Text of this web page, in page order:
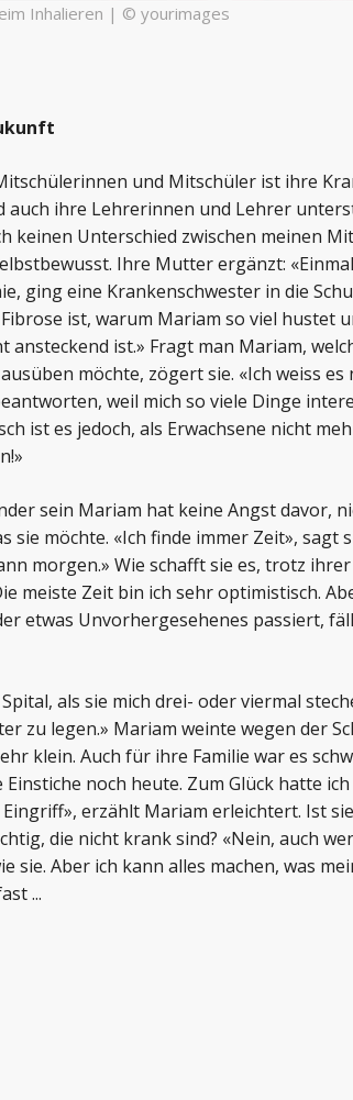
Inhalieren | © yourimages
und Mitschüler ist ihre
auch ihre Lehrerinnen und Lehrer
keinen Unterschied zwischen meinen
Ihre Mutter ergänzt:
ging eine Krankenschwester in die
ist, warum Mariam so viel hustet
ansteckend ist.» Fragt man Mariam,
möchte, zögert sie. «Ich weiss es
weil mich so viele Dinge
ist es jedoch, als Erwachsene nicht
sein Mariam hat keine Angst davor,
sie möchte. «Ich finde immer Zeit», sagt
morgen.» Wie schafft sie es, trotz
meiste Zeit bin ich sehr optimistisch.
etwas Unvorhergesehenes passiert,
als sie mich drei- oder viermal
zu legen.» Mariam weinte wegen der
klein. Auch für ihre Familie war es
Einstiche noch heute. Zum Glück hatte
erzählt Mariam erleichtert. Ist
die nicht krank sind? «Nein, auch
sie. Aber ich kann alles machen, was
...